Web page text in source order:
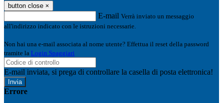
button close ×
E-mail Verrà inviato un messaggio
all'indirizzo indicato con le istruzioni necessarie.
Non hai una e-mail associata al nome utente? Effettua il reset della password
tramite la Login Spaggiari
E-mail inviata, si prega di controllare la casella di posta elettronica!
Errore